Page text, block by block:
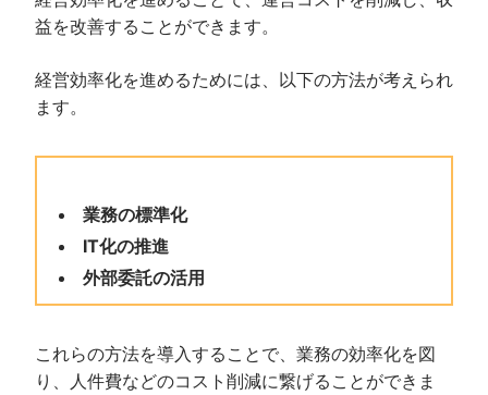
益を改善することができます。
経営効率化を進めるためには、以下の方法が考えられ
ます。
業務の標準化
IT化の推進
外部委託の活用
これらの方法を導入することで、業務の効率化を図
り、人件費などのコスト削減に繋げることができま